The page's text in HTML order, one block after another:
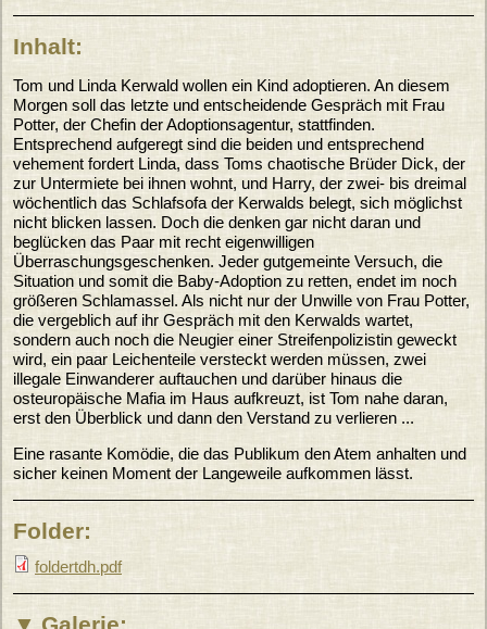
Inhalt:
Tom und Linda Kerwald wollen ein Kind adoptieren. An diesem
Morgen soll das letzte und entscheidende Gespräch mit Frau
Potter, der Chefin der Adoptionsagentur, stattfinden.
Entsprechend aufgeregt sind die beiden und entsprechend
vehement fordert Linda, dass Toms chaotische Brüder Dick, der
zur Untermiete bei ihnen wohnt, und Harry, der zwei- bis dreimal
wöchentlich das Schlafsofa der Kerwalds belegt, sich möglichst
nicht blicken lassen. Doch die denken gar nicht daran und
beglücken das Paar mit recht eigenwilligen
Überraschungsgeschenken. Jeder gutgemeinte Versuch, die
Situation und somit die Baby-Adoption zu retten, endet im noch
größeren Schlamassel. Als nicht nur der Unwille von Frau Potter,
die vergeblich auf ihr Gespräch mit den Kerwalds wartet,
sondern auch noch die Neugier einer Streifenpolizistin geweckt
wird, ein paar Leichenteile versteckt werden müssen, zwei
illegale Einwanderer auftauchen und darüber hinaus die
osteuropäische Mafia im Haus aufkreuzt, ist Tom nahe daran,
erst den Überblick und dann den Verstand zu verlieren ...
Eine rasante Komödie, die das Publikum den Atem anhalten und
sicher keinen Moment der Langeweile aufkommen lässt.
Folder:
foldertdh.pdf
Galerie: